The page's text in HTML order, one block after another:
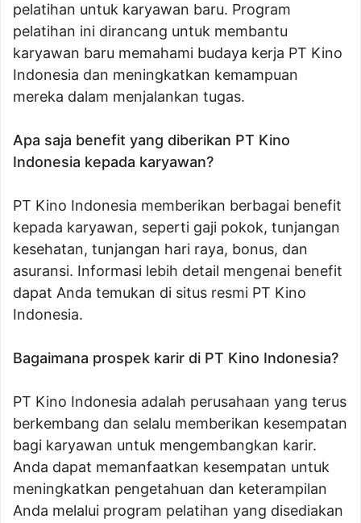
pelatihan untuk karyawan baru. Program
pelatihan ini dirancang untuk membantu
karyawan baru memahami budaya kerja PT Kino
Indonesia dan meningkatkan kemampuan
mereka dalam menjalankan tugas.
Apa saja benefit yang diberikan PT Kino
Indonesia kepada karyawan?
PT Kino Indonesia memberikan berbagai benefit
kepada karyawan, seperti gaji pokok, tunjangan
kesehatan, tunjangan hari raya, bonus, dan
asuransi. Informasi lebih detail mengenai benefit
dapat Anda temukan di situs resmi PT Kino
Indonesia.
Bagaimana prospek karir di PT Kino Indonesia?
PT Kino Indonesia adalah perusahaan yang terus
berkembang dan selalu memberikan kesempatan
bagi karyawan untuk mengembangkan karir.
Anda dapat memanfaatkan kesempatan untuk
meningkatkan pengetahuan dan keterampilan
Anda melalui program pelatihan yang disediakan